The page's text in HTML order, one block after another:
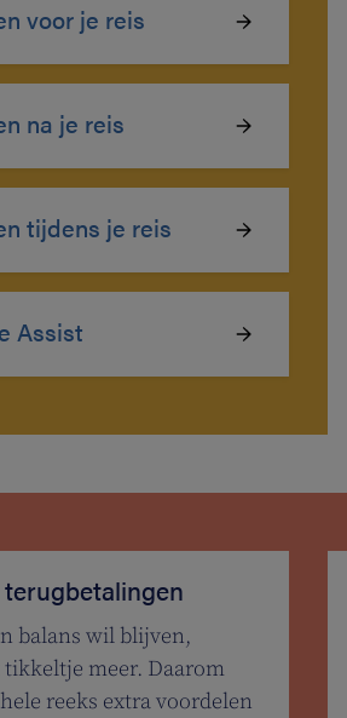
voor je reis
na je reis
tijdens je reis
Assist
balans wil blijven,
meer. Daarom
reeks extra voordelen